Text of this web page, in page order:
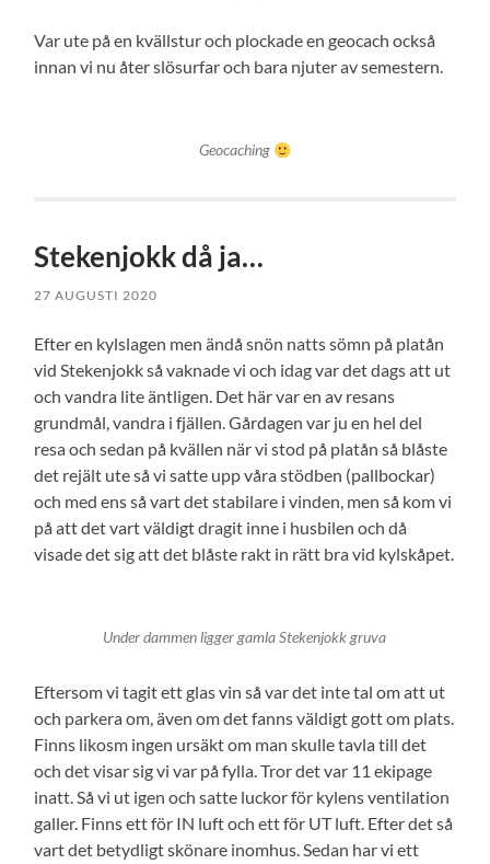
Var ute på en kvällstur och plockade en geocach också
innan vi nu åter slösurfar och bara njuter av semestern.
Geocaching
Stekenjokk då ja…
27 AUGUSTI 2020
Efter en kylslagen men ändå snön natts sömn på platån
vid Stekenjokk så vaknade vi och idag var det dags att ut
och vandra lite äntligen. Det här var en av resans
grundmål, vandra i fjällen. Gårdagen var ju en hel del
resa och sedan på kvällen när vi stod på platån så blåste
det rejält ute så vi satte upp våra stödben (pallbockar)
och med ens så vart det stabilare i vinden, men så kom vi
på att det vart väldigt dragit inne i husbilen och då
visade det sig att det blåste rakt in rätt bra vid kylskåpet.
Under dammen ligger gamla Stekenjokk gruva
Eftersom vi tagit ett glas vin så var det inte tal om att ut
och parkera om, även om det fanns väldigt gott om plats.
Finns likosm ingen ursäkt om man skulle tavla till det
och det visar sig vi var på fylla. Tror det var 11 ekipage
inatt. Så vi ut igen och satte luckor för kylens ventilation
galler. Finns ett för IN luft och ett för UT luft. Efter det så
vart det betydligt skönare inomhus. Sedan har vi ett